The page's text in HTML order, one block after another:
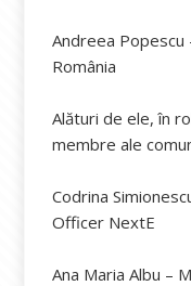
Andreea Popescu
România
Alături de ele, în
membre ale
Codrina
Officer NextE
Ana Maria Albu –